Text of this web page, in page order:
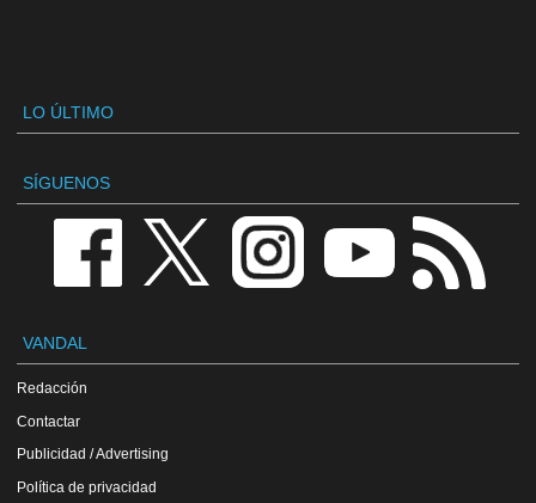
LO ÚLTIMO
SÍGUENOS
VANDAL
Redacción
Contactar
Publicidad / Advertising
Política de privacidad